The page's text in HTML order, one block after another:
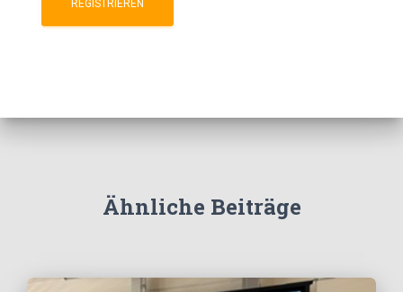
Ähnliche Beiträge